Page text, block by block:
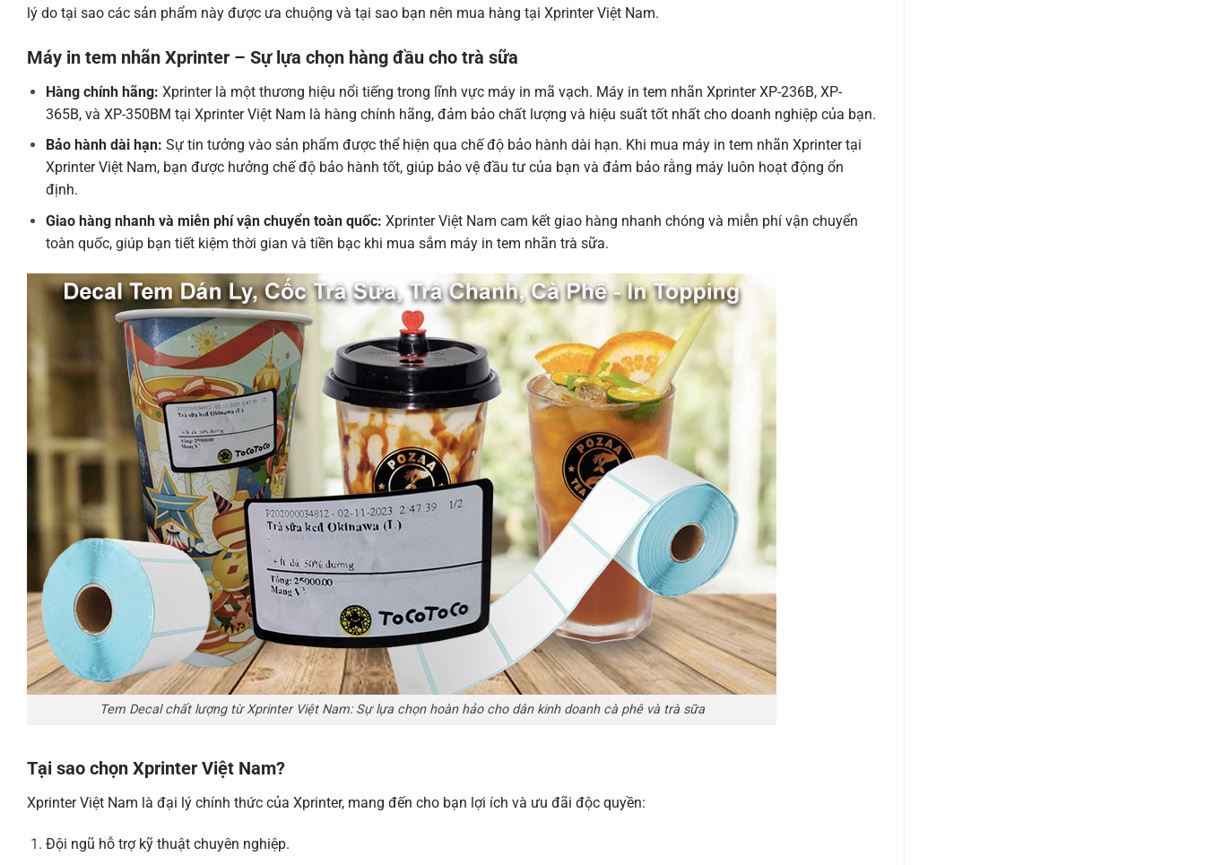
lý do tại sao các sản phẩm này được ưa chuộng và tại sao bạn nên mua hàng tại Xprinter Việt Nam.
Máy in tem nhãn Xprinter – Sự lựa chọn hàng đầu cho trà sữa
Hàng chính hãng: Xprinter là một thương hiệu nổi tiếng trong lĩnh vực máy in mã vạch. Máy in tem nhãn Xprinter XP-236B, XP-
365B, và XP-350BM tại Xprinter Việt Nam là hàng chính hãng, đảm bảo chất lượng và hiệu suất tốt nhất cho doanh nghiệp của bạn.
Bảo hành dài hạn: Sự tin tưởng vào sản phẩm được thể hiện qua chế độ bảo hành dài hạn. Khi mua máy in tem nhãn Xprinter tại
Xprinter Việt Nam, bạn được hưởng chế độ bảo hành tốt, giúp bảo vệ đầu tư của bạn và đảm bảo rằng máy luôn hoạt động ổn
định.
Giao hàng nhanh và miễn phí vận chuyển toàn quốc: Xprinter Việt Nam cam kết giao hàng nhanh chóng và miễn phí vận chuyển
toàn quốc, giúp bạn tiết kiệm thời gian và tiền bạc khi mua sắm máy in tem nhãn trà sữa.
Tem Decal chất lượng từ Xprinter Việt Nam: Sự lựa chọn hoàn hảo cho dân kinh doanh cà phê và trà sữa
Tại sao chọn Xprinter Việt Nam?
Xprinter Việt Nam là đại lý chính thức của Xprinter, mang đến cho bạn lợi ích và ưu đãi độc quyền:
Đội ngũ hỗ trợ kỹ thuật chuyên nghiệp.